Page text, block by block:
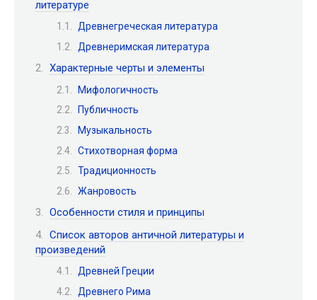
литературе
Древнегреческая литература
Древнеримская литература
Характерные черты и элементы
Мифологичность
Публичность
Музыкальность
Стихотворная форма
Традиционность
Жанровость
Особенности стиля и принципы
Список авторов античной литературы и
произведений
Древней Греции
Древнего Рима